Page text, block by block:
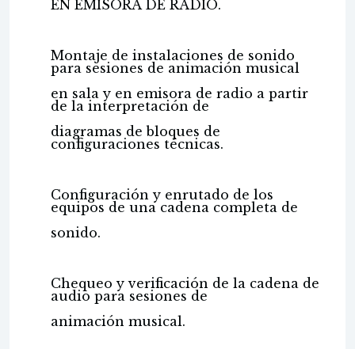
EN EMISORA DE RADIO.
Montaje de instalaciones de sonido
para sesiones de animación musical
en sala y en emisora de radio a partir
de la interpretación de
diagramas de bloques de
configuraciones técnicas.
Configuración y enrutado de los
equipos de una cadena completa de
sonido.
Chequeo y verificación de la cadena de
audio para sesiones de
animación musical.